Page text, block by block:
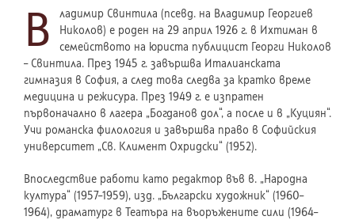
В
ладимир Свинтила (псевд. на Владимир Георгиев
Николов) е роден на 29 април 1926 г. в Ихтиман в
семейството на юриста публицист Георги Николов
– Свинтила. През 1945 г. завършва Италианската
гимназия в София, а след това следва за кратко време
медицина и режисура. През 1949 г. е изпратен
първоначално в лагера „Богданов дол“, а после и в „Куциян“.
Учи романска филология и завършва право в Софийския
университет „Св. Климент Охридски“ (1952).
Впоследствие работи като редактор във в. „Народна
култура“ (1957–1959), изд. „Български художник“ (1960–
1964), драматург в Театъра на въоръжените сили (1964–